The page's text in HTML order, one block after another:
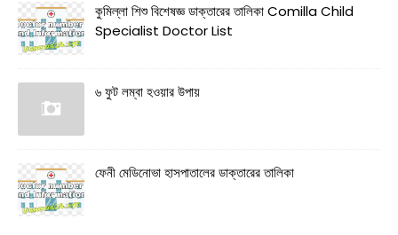
কুমিল্লা শিশু বিশেষজ্ঞ ডাক্তারের তালিকা Comilla Child
Specialist Doctor List
৬ ফুট লম্বা হওয়ার উপায়
ফেনী মেডিনোভা হাসপাতালের ডাক্তারের তালিকা